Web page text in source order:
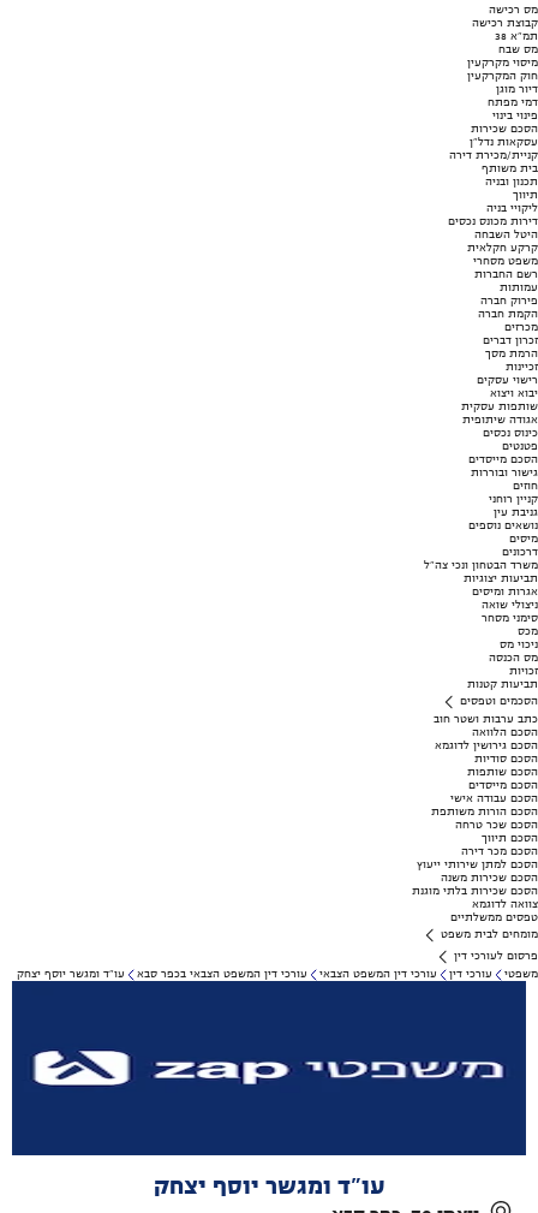
מס רכישה
קבוצת רכישה
תמ"א 38
מס שבח
מיסוי מקרקעין
חוק המקרקעין
דיור מוגן
דמי מפתח
פינוי בינוי
הסכם שכירות
עסקאות נדל"ן
קניית/מכירת דירה
בית משותף
תכנון ובניה
תיווך
ליקויי בניה
דירות מכונס נכסים
היטל השבחה
קרקע חקלאית
משפט מסחרי
רשם החברות
עמותות
פירוק חברה
הקמת חברה
מכרזים
זכרון דברים
הרמת מסך
זכיינות
רישוי עסקים
יבוא ויצוא
שותפות עסקית
אגודה שיתופית
כינוס נכסים
פטנטים
הסכם מייסדים
גישור ובוררות
חוזים
קניין רוחני
גניבת עין
נושאים נוספים
מיסים
דרכונים
משרד הבטחון ונכי צה"ל
תביעות יצוגיות
אגרות ומיסים
ניצולי שואה
סימני מסחר
מכס
ניכוי מס
מס הכנסה
זכויות
תביעות קטנות
הסכמים וטפסים
כתב ערבות ושטר חוב
הסכם הלוואה
הסכם גירושין לדוגמא
הסכם סודיות
הסכם שותפות
הסכם מייסדים
הסכם עבודה אישי
הסכם הורות משותפת
הסכם שכר טרחה
הסכם תיווך
הסכם מכר דירה
הסכם למתן שירותי ייעוץ
הסכם שכירות משנה
הסכם שכירות בלתי מוגנת
צוואה לדוגמא
טפסים ממשלתיים
מומחים לבית משפט
פרסום לעורכי דין
משפטי
עורכי דין עורכי דין המשפט הצבאי עורכי דין המשפט הצבאי בכפר סבא עו"ד ומגשר יוסף יצחק
עו"ד ומגשר יוסף יצחק